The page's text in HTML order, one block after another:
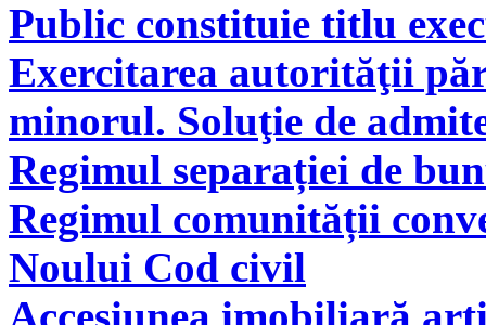
Public constituie titlu
Exercitarea autorităţii
minorul. Soluţie de
Regimul separației de
Regimul comunității
Noului Cod civil
Accesiunea imobiliară